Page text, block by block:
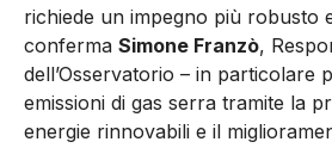
richiede un impegno più robusto
conferma Simone Franzò,
dell’Osservatorio – in particolare
emissioni di gas serra tramite la
energie rinnovabili e il